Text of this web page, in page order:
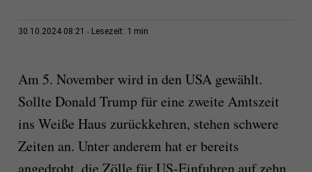
30.10.2024 08:21 Lesezeit: 1 min
Am 5. November wird in den USA gewählt.
Sollte Donald Trump für eine zweite Amtszeit
ins Weiße Haus zurückkehren, stehen schwere
Zeiten an. Unter anderem hat er bereits